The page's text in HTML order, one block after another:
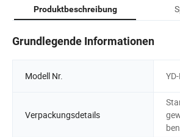
Produktbeschreibung
Grundlegende Informationen
Modell Nr.
Verpackungsdetails